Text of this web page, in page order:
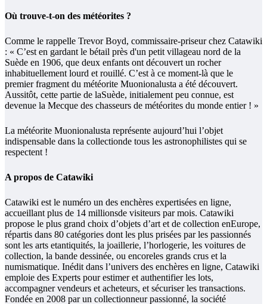
Où trouve-t-on des météorites ?
Comme le rappelle Trevor Boyd, commissaire-priseur chez Catawiki
: « C’est en gardant le bétail près d'un petit villageau nord de la
Suède en 1906, que deux enfants ont découvert un rocher
inhabituellement lourd et rouillé. C’est à ce moment-là que le
premier fragment du météorite Muonionalusta a été découvert.
Aussitôt, cette partie de laSuède, initialement peu connue, est
devenue la Mecque des chasseurs de météorites du monde entier ! »
La météorite Muonionalusta représente aujourd’hui l’objet
indispensable dans la collectionde tous les astronophilistes qui se
respectent !
A propos de Catawiki
Catawiki est le numéro un des enchères expertisées en ligne,
accueillant plus de 14 millionsde visiteurs par mois. Catawiki
propose le plus grand choix d’objets d’art et de collection enEurope,
répartis dans 80 catégories dont les plus prisées par les passionnés
sont les arts etantiquités, la joaillerie, l’horlogerie, les voitures de
collection, la bande dessinée, ou encoreles grands crus et la
numismatique. Inédit dans l’univers des enchères en ligne, Catawiki
emploie des Experts pour estimer et authentifier les lots,
accompagner vendeurs et acheteurs, et sécuriser les transactions.
Fondée en 2008 par un collectionneur passionné, la société